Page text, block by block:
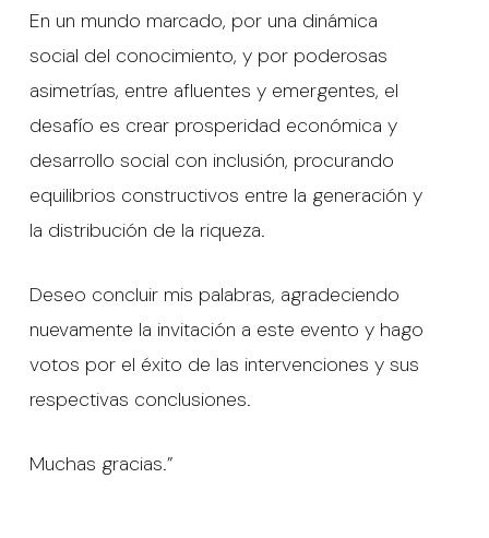
En un mundo marcado, por una dinámica
social del conocimiento, y por poderosas
asimetrías, entre afluentes y emergentes, el
desafío es crear prosperidad económica y
desarrollo social con inclusión, procurando
equilibrios constructivos entre la generación y
la distribución de la riqueza.
Deseo concluir mis palabras, agradeciendo
nuevamente la invitación a este evento y hago
votos por el éxito de las intervenciones y sus
respectivas conclusiones.
Muchas gracias.”